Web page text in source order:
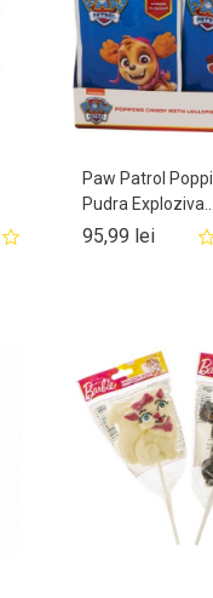
Paw Patrol
Pudra Exploziva...
95,99 leiPret